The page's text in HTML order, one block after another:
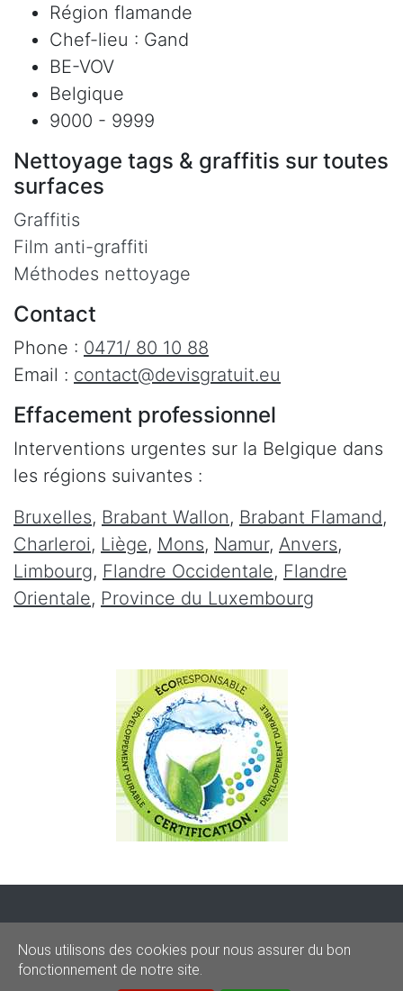
Région flamande
Chef-lieu : Gand
BE-VOV
Belgique
9000 - 9999
Nettoyage tags & graffitis sur toutes
surfaces
Graffitis
Film anti-graffiti
Méthodes nettoyage
Contact
Phone : 0471/ 80 10 88
Email : contact@devisgratuit.eu
Effacement professionnel
Interventions urgentes sur la Belgique dans
les régions suivantes :
Bruxelles, Brabant Wallon, Brabant Flamand,
Charleroi, Liège, Mons, Namur, Anvers,
Limbourg, Flandre Occidentale, Flandre
Orientale, Province du Luxembourg
© 2020–2026sos-graffitis.be
Nous utilisons des cookies pour nous assurer du bon
fonctionnement de notre site.